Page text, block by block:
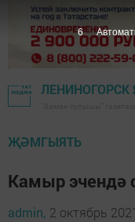
ҖӘМГЫЯТЬ
Камыр эчендә
admin, 2 октябрь
5